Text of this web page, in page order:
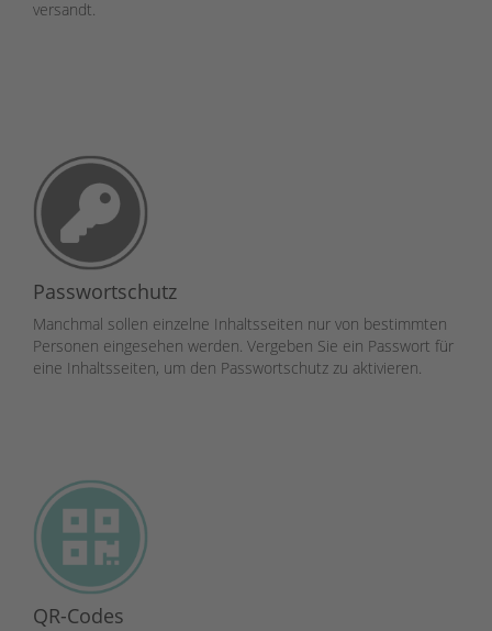
versandt.
Passwortschutz
Manchmal sollen einzelne Inhaltsseiten nur von bestimmten
Personen eingesehen werden. Vergeben Sie ein Passwort für
eine Inhaltsseiten, um den Passwortschutz zu aktivieren.
QR-Codes